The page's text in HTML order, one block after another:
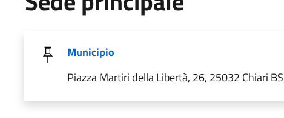
Municipio
Piazza Martiri della Libertà, 26, 25032 Chiari